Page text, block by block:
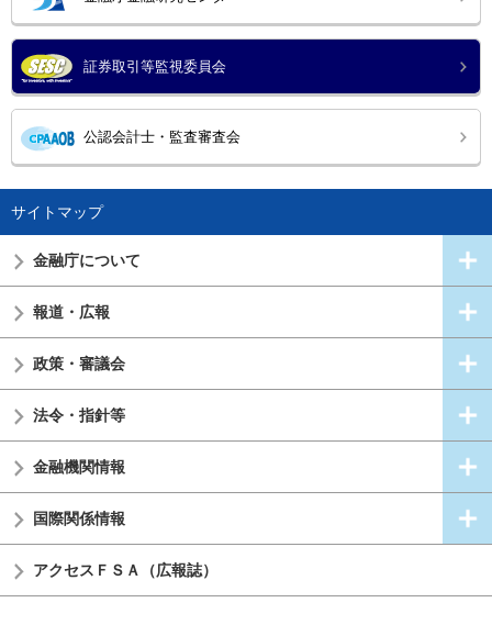
証券取引等監視委員会
公認会計士・監査審査会
サイトマップ
金融庁について
報道・広報
政策・審議会
法令・指針等
金融機関情報
国際関係情報
アクセスＦＳＡ（広報誌）